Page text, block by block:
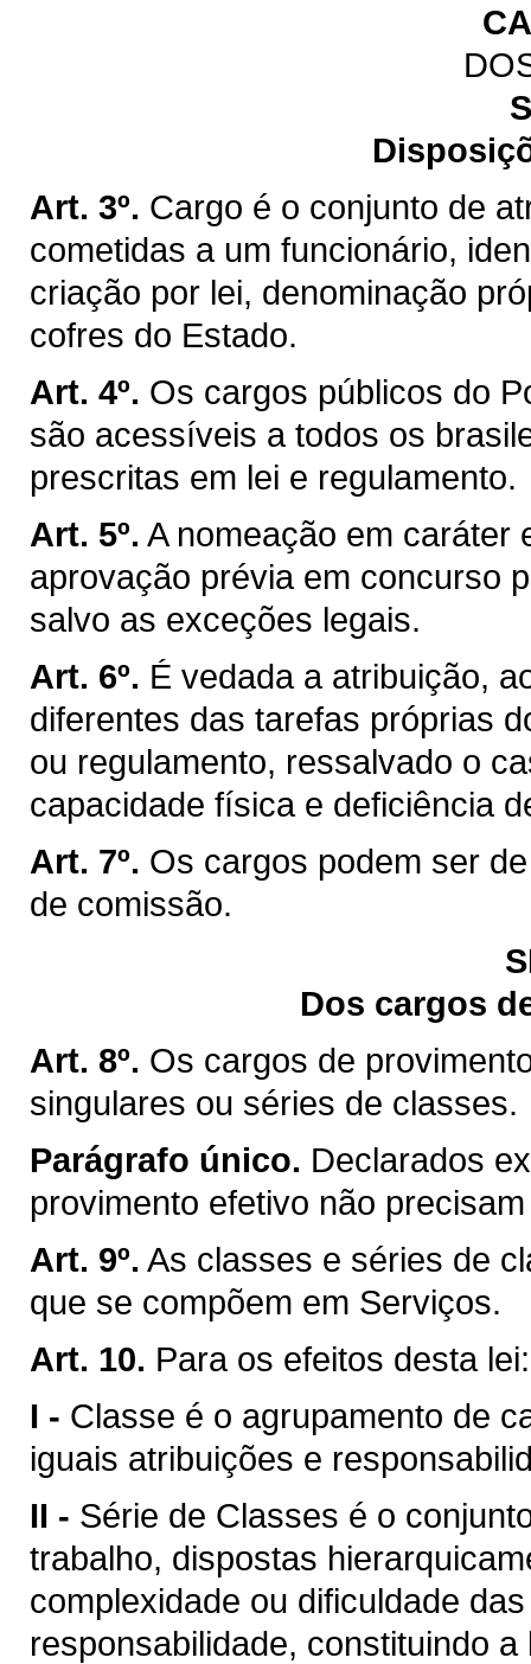
Art. 3º. Cargo é o conjunto de
cometidas a um funcionário,
criação por lei, denominação
cofres do Estado.
Art. 4º. Os cargos públicos do
são acessíveis a todos os
prescritas em lei e regulamento.
Art. 5º. A nomeação em caráter
aprovação prévia em concurso
salvo as exceções legais.
Art. 6º. É vedada a atribuição,
diferentes das tarefas próprias
ou regulamento, ressalvado o
capacidade física e deficiência
Art. 7º. Os cargos podem ser
de comissão.
Dos cargos
Art. 8º. Os cargos de
singulares ou séries de classes.
Parágrafo único. Declarados
provimento efetivo não
Art. 9º. As classes e séries de
que se compõem em Serviços.
Art. 10. Para os efeitos desta lei:
I - Classe é o agrupamento de
iguais atribuições e
II - Série de Classes é o
trabalho, dispostas
complexidade ou dificuldade
responsabilidade, constituindo